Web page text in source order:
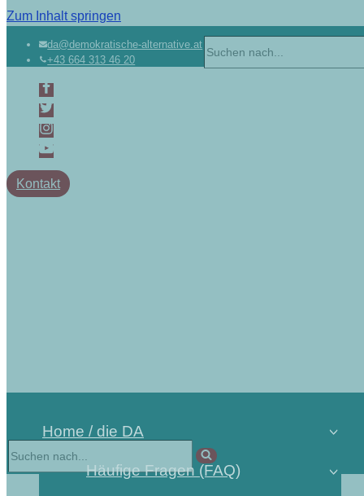
Zum Inhalt springen
da@demokratische-alternative.at
+43 664 313 46 20
Kontakt
Home / die DA
Häufige Fragen (FAQ)